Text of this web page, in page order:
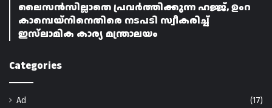
ലൈസൻസില്ലാതെ പ്രവർത്തിക്കുന്ന ഹജ്ജ്, ഉംറ
കാമ്പെയ്‌നിനെതിരെ നടപടി സ്വീകരിച്ച്
ഇസ്‌ലാമിക കാര്യ മന്ത്രാലയം
Categories
Ad
(17)